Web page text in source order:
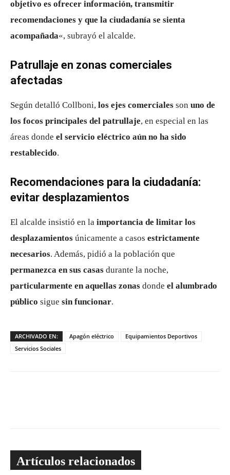
objetivo es ofrecer información, transmitir
recomendaciones y que la ciudadanía se sienta
acompañada«, subrayó el alcalde.
Patrullaje en zonas comerciales
afectadas
Según detalló Collboni, los ejes comerciales son uno de
los focos principales del patrullaje, en especial en las
áreas donde el servicio eléctrico aún no ha sido
restablecido.
Recomendaciones para la ciudadanía:
evitar desplazamientos
El alcalde insistió en la importancia de limitar los
desplazamientos únicamente a casos estrictamente
necesarios. Además, pidió a la población que
permanezca en sus casas durante la noche,
particularmente en aquellas zonas donde el alumbrado
público sigue sin funcionar.
ARCHIVADO EN: Apagón eléctrico
Equipamientos Deportivos
Servicios Sociales
Artículos relacionados